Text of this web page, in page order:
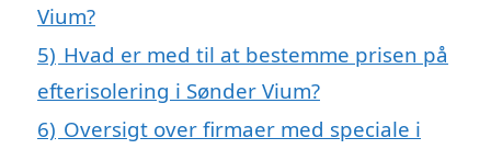
Vium?
5) Hvad er med til at bestemme prisen på
efterisolering i Sønder Vium?
6) Oversigt over firmaer med speciale i